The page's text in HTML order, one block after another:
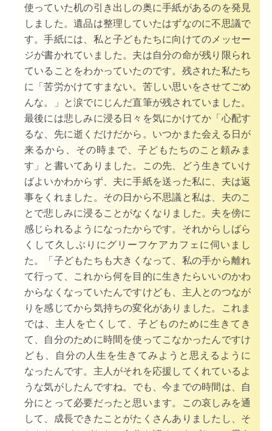
使っていた机の引き出しの奥に手紙があるのを発見
しました。遺品は整理していたはずなのに不思議で
す。手紙には、私と子どもたちに向けてのメッセー
ジが書かれていました。夫は自分の命が残り限られ
ていることをわかっていたのです。残された私たち
に「苦労かけてすまない。苦しい思いをさせてごめ
んな。」と涙でにじんだ直筆が残されていました。
最後には悲しみに浸る日々を気にかけてか「心配す
るな、先に逝くだけだから。いつかまた会える日が
来るから、その時まで、子どもたちのこと頼みま
す」と書いてありました。この先、どう生きていけ
ばよいかわからず、夫に手紙を送った私に、夫は返
事をくれました。その日から不思議と私は、夫のこ
とで悲しみに浸ることがなくなりました。夫を傍に
感じられるようになったからです。それからしばら
くして 久しぶりにグリーフケアカフェに伺いまし
た。
「子どもたちも大きくなって、私の手から離れ
て行って、これから何を目的に生きたらいいのかわ
からなくなっていたんですけども、主人とのつなが
りを感じてから気持ちの変化がありました。
これま
では、主人を亡くして、子どものために生きてき
て、自分のために時間を使ってこなかったんですけ
ども、自分の人生を生きてみようと思えるように
なったんです。主人がそれを応援してくれているよ
うな気がしたんですね。 でも、今までの時間は、自
分にとって必要だったと思います。
この哀しみを通
して、成長できたことがたくさんありましたし、そ